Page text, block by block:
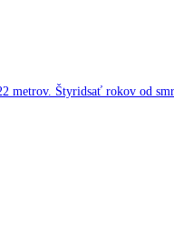
metrov. Štyridsať rokov od